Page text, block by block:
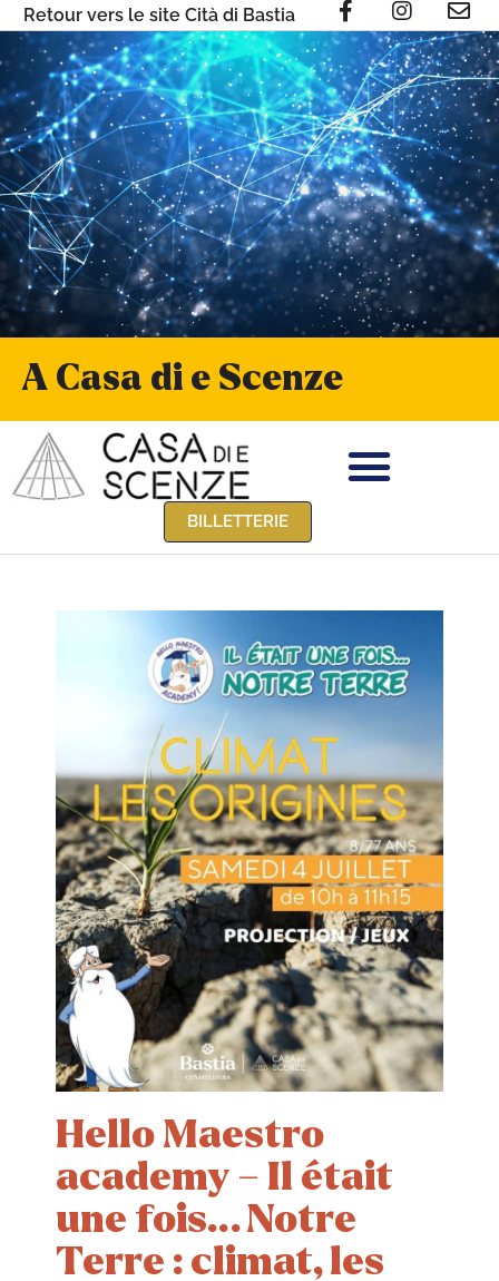
Retour vers le site Cità di Bastia
A Casa di e Scenze
BILLETTERIE
Hello Maestro
academy – Il était
une fois… Notre
Terre : climat, les